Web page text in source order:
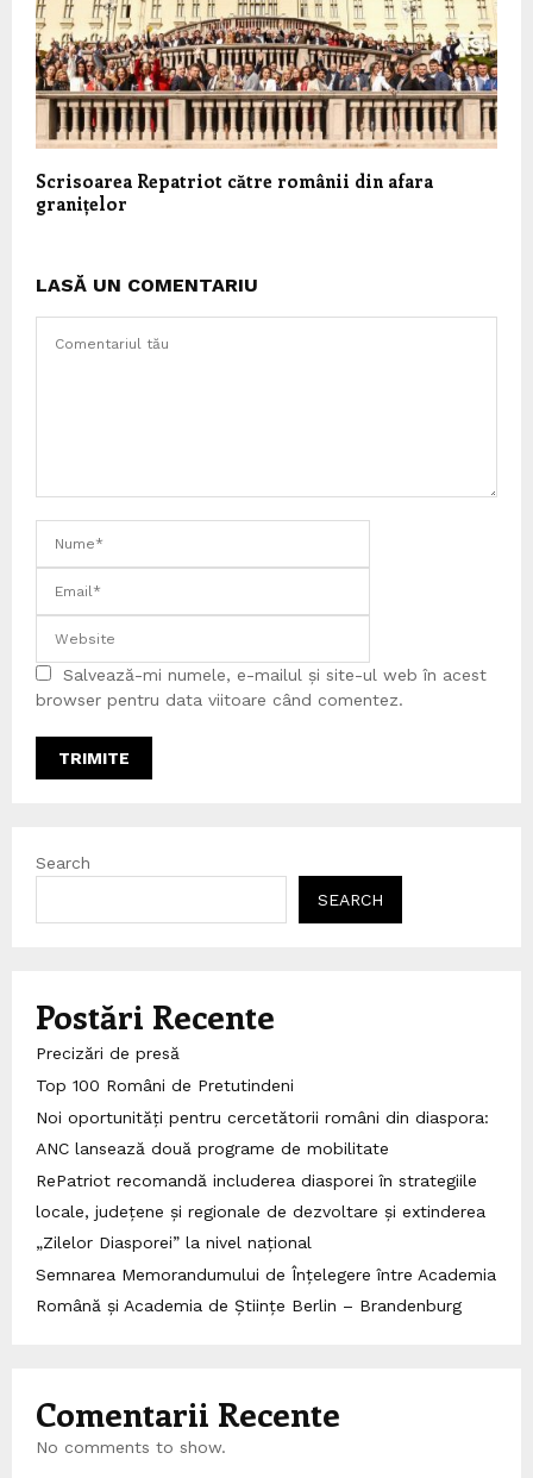
Scrisoarea Repatriot către românii din afara
granițelor
LASĂ UN COMENTARIU
Salvează-mi numele, e-mailul și site-ul web în acest
browser pentru data viitoare când comentez.
Search
SEARCH
Postări Recente
Precizări de presă
Top 100 Români de Pretutindeni
Noi oportunități pentru cercetătorii români din diaspora:
ANC lansează două programe de mobilitate
RePatriot recomandă includerea diasporei în strategiile
locale, județene și regionale de dezvoltare și extinderea
„Zilelor Diasporei” la nivel național
Semnarea Memorandumului de Înțelegere între Academia
Română și Academia de Științe Berlin – Brandenburg
Comentarii Recente
No comments to show.